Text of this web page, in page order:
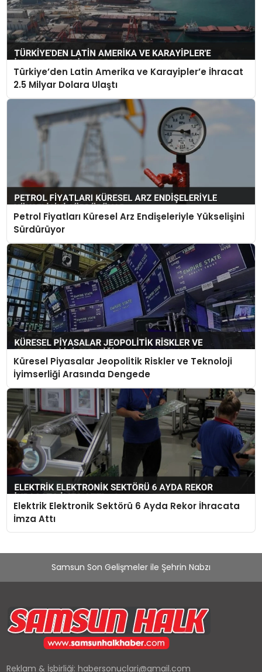
Türkiye’den Latin Amerika ve Karayipler’e İhracat
2.5 Milyar Dolara Ulaştı
Petrol Fiyatları Küresel Arz Endişeleriyle Yükselişini
Sürdürüyor
Küresel Piyasalar Jeopolitik Riskler ve Teknoloji
İyimserliği Arasında Dengede
Elektrik Elektronik Sektörü 6 Ayda Rekor İhracata
İmza Attı
Samsun Son Gelişmeler ile Şehrin Nabzı
Reklam & İşbirliği:habersonuclari@gmail.com